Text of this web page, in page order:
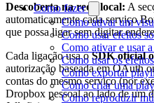
Como fazer
Como ativar um
Como usar efeitos
Como ativar e usar
Como usar os
Como exportar
Como criar uma
Como reproduzir
Descoberta na rede local: A
automaticamente cada serviço
que possa ligar sem digitar
Cada ligação usa oSDK oficial
autorização baseada em OAuth
contas do mesmo serviço (por
Dropbox pessoal ao lado de um